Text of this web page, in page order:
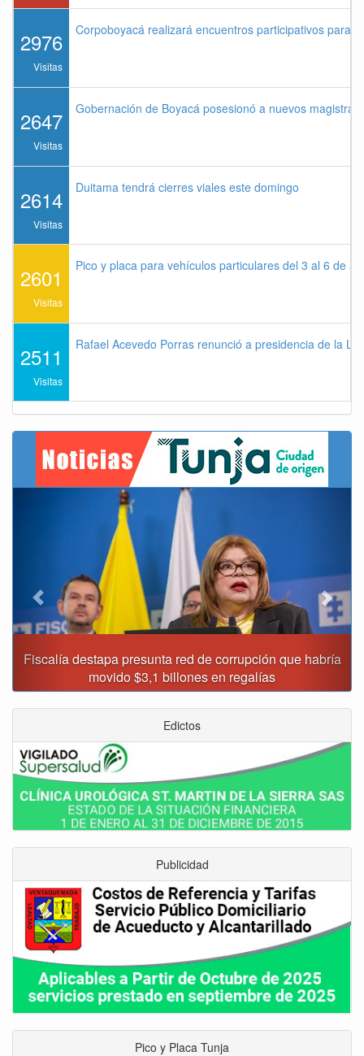
2976
Visitas
Corpoboyacá realizará encuentros participativos para
2647
Visitas
Gobernación de Boyacá posesionó a nuevos
2614
Visitas
Duitama tendrá cierres viales este domingo
2601
Visitas
Pico y placa para vehículos particulares del 3 al 6 de
2511
Visitas
Rafael Acevedo Porras renunció a presidencia de la
Fiscalía destapa presunta red de corrupción que habría
movido $3,1 billones en regalías
Edictos
Publicidad
Pico y Placa Tunja